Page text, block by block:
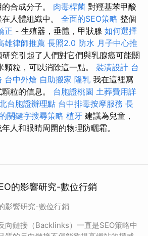
合成分子。 肉毒桿菌 對羥基苯甲酸
人體組織中。 全面的SEO策略 整個
正 - 生殖器，垂體，甲狀腺 如何選擇
雄律師推薦 長照2.0 防水 月子中心推
究引起了人們對它們與乳腺癌可能關
粒，可以消除這一點。 裝潢設計 台
台中外燴 自助搬家 隆乳 我在這裡寫
粒的信息。 台胞證桃園 土葬費用詳
台胞證辦理點 台中排毒按摩服務 長
關鍵字搜尋策略 植牙 建議為兒童，
人和眼睛周圍的物理防曬霜。
的影響研究-數位行銷
影響研究-數位行銷
向鏈接（Backlinks）一直是SEO策略中